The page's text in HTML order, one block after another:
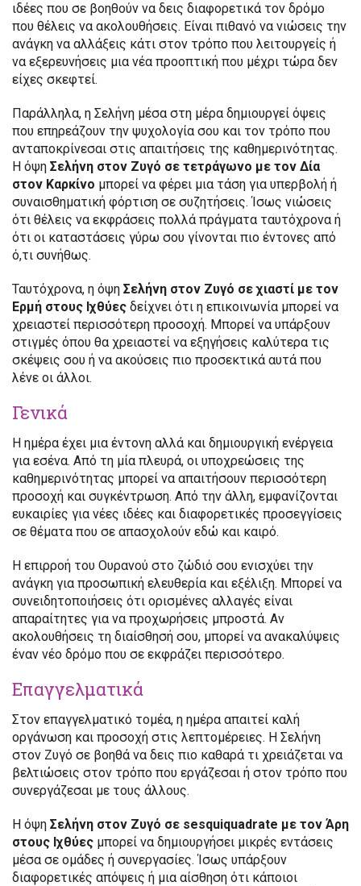
ιδέες που σε βοηθούν να δεις διαφορετικά τον δρόμο
που θέλεις να ακολουθήσεις. Είναι πιθανό να νιώσεις την
ανάγκη να αλλάξεις κάτι στον τρόπο που λειτουργείς ή
να εξερευνήσεις μια νέα προοπτική που μέχρι τώρα δεν
είχες σκεφτεί.
Παράλληλα, η Σελήνη μέσα στη μέρα δημιουργεί όψεις
που επηρεάζουν την ψυχολογία σου και τον τρόπο που
ανταποκρίνεσαι στις απαιτήσεις της καθημερινότητας.
Η όψη Σελήνη στον Ζυγό σε τετράγωνο με τον Δία
στον Καρκίνο μπορεί να φέρει μια τάση για υπερβολή ή
συναισθηματική φόρτιση σε συζητήσεις. Ίσως νιώσεις
ότι θέλεις να εκφράσεις πολλά πράγματα ταυτόχρονα ή
ότι οι καταστάσεις γύρω σου γίνονται πιο έντονες από
ό,τι συνήθως.
Ταυτόχρονα, η όψη Σελήνη στον Ζυγό σε χιαστί με τον
Ερμή στους Ιχθύες δείχνει ότι η επικοινωνία μπορεί να
χρειαστεί περισσότερη προσοχή. Μπορεί να υπάρξουν
στιγμές όπου θα χρειαστεί να εξηγήσεις καλύτερα τις
σκέψεις σου ή να ακούσεις πιο προσεκτικά αυτά που
λένε οι άλλοι.
Γενικά
Η ημέρα έχει μια έντονη αλλά και δημιουργική ενέργεια
για εσένα. Από τη μία πλευρά, οι υποχρεώσεις της
καθημερινότητας μπορεί να απαιτήσουν περισσότερη
προσοχή και συγκέντρωση. Από την άλλη, εμφανίζονται
ευκαιρίες για νέες ιδέες και διαφορετικές προσεγγίσεις
σε θέματα που σε απασχολούν εδώ και καιρό.
Η επιρροή του Ουρανού στο ζώδιό σου ενισχύει την
ανάγκη για προσωπική ελευθερία και εξέλιξη. Μπορεί να
συνειδητοποιήσεις ότι ορισμένες αλλαγές είναι
απαραίτητες για να προχωρήσεις μπροστά. Αν
ακολουθήσεις τη διαίσθησή σου, μπορεί να ανακαλύψεις
έναν νέο δρόμο που σε εκφράζει περισσότερο.
Επαγγελματικά
Στον επαγγελματικό τομέα, η ημέρα απαιτεί καλή
οργάνωση και προσοχή στις λεπτομέρειες. Η Σελήνη
στον Ζυγό σε βοηθά να δεις πιο καθαρά τι χρειάζεται να
βελτιώσεις στον τρόπο που εργάζεσαι ή στον τρόπο που
συνεργάζεσαι με τους άλλους.
Η όψη Σελήνη στον Ζυγό σε sesquiquadrate με τον Άρη
στους Ιχθύες μπορεί να δημιουργήσει μικρές εντάσεις
μέσα σε ομάδες ή συνεργασίες. Ίσως υπάρξουν
διαφορετικές απόψεις ή μια αίσθηση ότι κάποιοι